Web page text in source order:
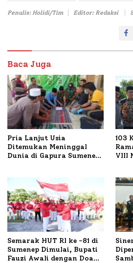
Penulis: Holidi/Tim Editor: Redaksi
Baca Juga
Pria Lanjut Usia
Ditemukan Meninggal
Dunia di Gapura Sumenep,
103
VIII
Semarak HUT RI ke -81 di
Sumenep Dimulai, Bupati
Fauzi Awali dengan Doa